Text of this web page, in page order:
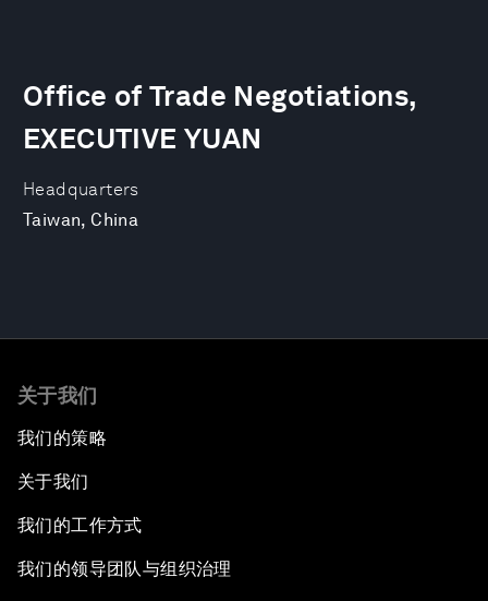
Headquarters
Taiwan, China
Office of Trade Negotiations,
EXECUTIVE YUAN
关于我们
我们的策略
关于我们
我们的工作方式
我们的领导团队与组织治理